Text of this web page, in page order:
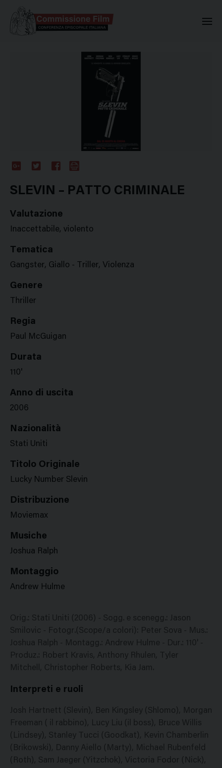
Plus
SLEVIN – PATTO CRIMINALE
Valutazione
Inaccettabile, violento
Tematica
Gangster, Giallo - Triller, Violenza
Genere
Thriller
Regia
Paul McGuigan
Durata
110'
Anno di uscita
2006
Nazionalità
Stati Uniti
Titolo Originale
Lucky Number Slevin
Distribuzione
Moviemax
Musiche
Joshua Ralph
Montaggio
Andrew Hulme
Orig.: Stati Uniti (2006) - Sogg. e scenegg.: Jason
Smilovic - Fotogr.(Scope/a colori): Peter Sova - Mus.:
Joshua Ralph - Montagg.: Andrew Hulme - Dur.: 110' -
Produz.: Robert Kravis, Anthony Rhulen, Tyler
Mitchell, Christopher Roberts, Kia Jam.
Interpreti e ruoli
Josh Hartnett (Slevin), Ben Kingsley (Shlomo), Morgan
Freeman ( il rabbino), Lucy Liu (il boss), Bruce Willis
(Lindsey), Stanley Tucci (Goodkat), Kevin Chamberlin
(Brikowski), Danny Aiello (Marty), Michael Rubenfeld
(Roth), Sam Jaeger (Yitzchok), Victoria Fodor (Nick),